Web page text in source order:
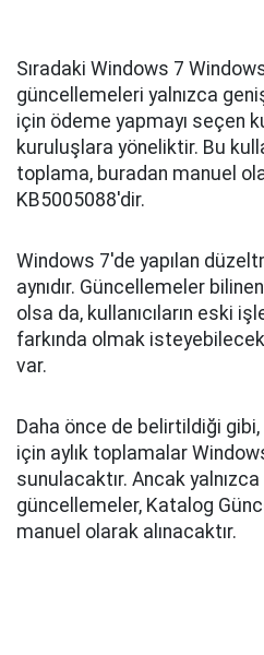
Sıradaki Windows 7
güncellemeleri yalnızca
için ödeme yapmayı seçen
kuruluşlara yöneliktir. Bu
toplama, buradan manuel
KB5005088'dir.
Windows 7'de yapılan
aynıdır. Güncellemeler
olsa da, kullanıcıların eski
farkında olmak
var.
Daha önce de belirtildiği
için aylık toplamalar
sunulacaktır. Ancak
güncellemeler, Katalog
manuel olarak alınacaktır.